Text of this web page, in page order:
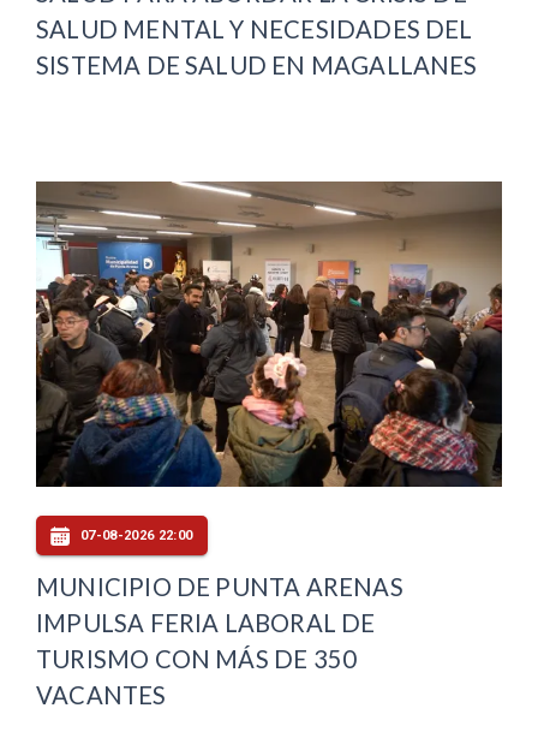
SALUD MENTAL Y NECESIDADES DEL
SISTEMA DE SALUD EN MAGALLANES
07-08-2026 22:00
MUNICIPIO DE PUNTA ARENAS
IMPULSA FERIA LABORAL DE
TURISMO CON MÁS DE 350
VACANTES